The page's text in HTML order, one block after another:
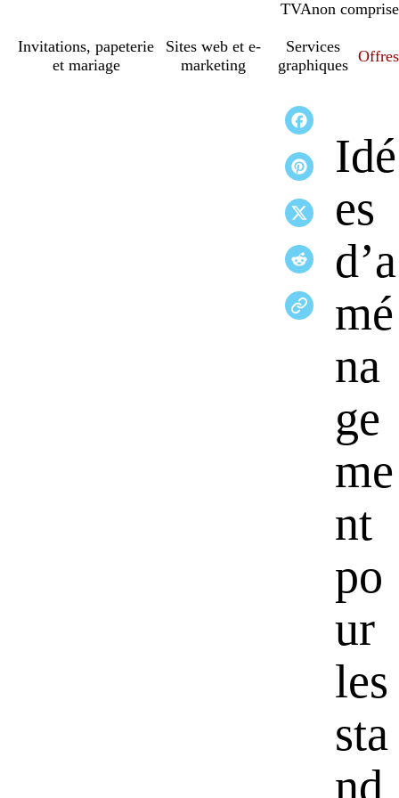
TVAcomprise
non comprise
Invitations, papeterie
et mariage
Sites web et e-
marketing
Services
graphiques
Offres
Idé
es
d’a
mé
na
ge
me
nt
po
ur
les
sta
nd